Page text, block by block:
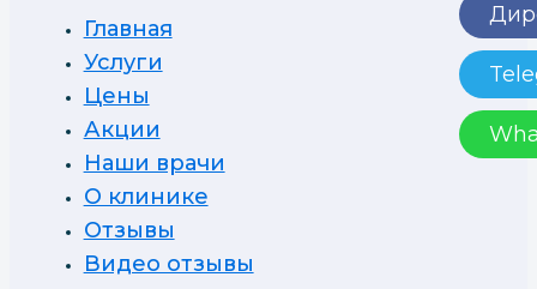
Главная
Услуги
Цены
Акции
Наши врачи
О клинике
Отзывы
Видео отзывы